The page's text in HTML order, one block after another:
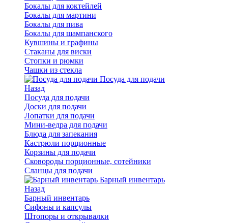
Бокалы для коктейлей
Бокалы для мартини
Бокалы для пива
Бокалы для шампанского
Кувшины и графины
Стаканы для виски
Стопки и рюмки
Чашки из стекла
Посуда для подачи
Назад
Посуда для подачи
Доски для подачи
Лопатки для подачи
Мини-ведра для подачи
Блюда для запекания
Кастрюли порционные
Корзины для подачи
Сковороды порционные, сотейники
Сланцы для подачи
Барный инвентарь
Назад
Барный инвентарь
Сифоны и капсулы
Штопоры и открывалки